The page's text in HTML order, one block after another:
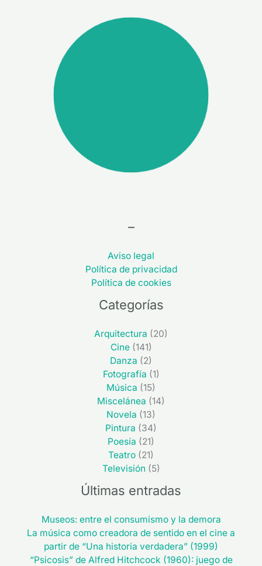
–
Aviso legal
Política de privacidad
Política de cookies
Categorías
Arquitectura (20)
Cine(141)
Danza (2)
Fotografía (1)
Música (15)
Miscelánea (14)
Novela (13)
Pintura (34)
Poesía (21)
Teatro (21)
Televisión (5)
Últimas entradas
Museos: entre el consumismo y la demora
La música como creadora de sentido en el cine a
partir de “Una historia verdadera” (1999)
“Psicosis” de Alfred Hitchcock (1960): juego de